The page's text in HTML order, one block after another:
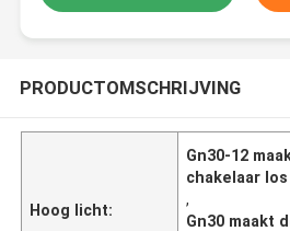
PRODUCTOMSCHRIJVING
Hoog licht:
Gn30-12
chakelaar los
,
Gn30 maakt